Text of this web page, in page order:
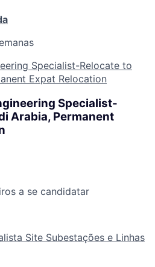
Specialist-Relocate to
Expat Relocation
Specialist-
Arabia, Permanent
a se candidatar
Site Subestações e Linhas